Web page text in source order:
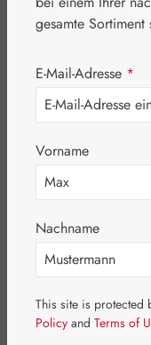
GPH
Bildergalerie
gesamte Sortiment
E-Mail-Adresse *
Vorname
Nachname
This site is protected
Policy and Terms of